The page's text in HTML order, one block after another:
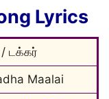
Lyrics
டக்கர்
Maalai